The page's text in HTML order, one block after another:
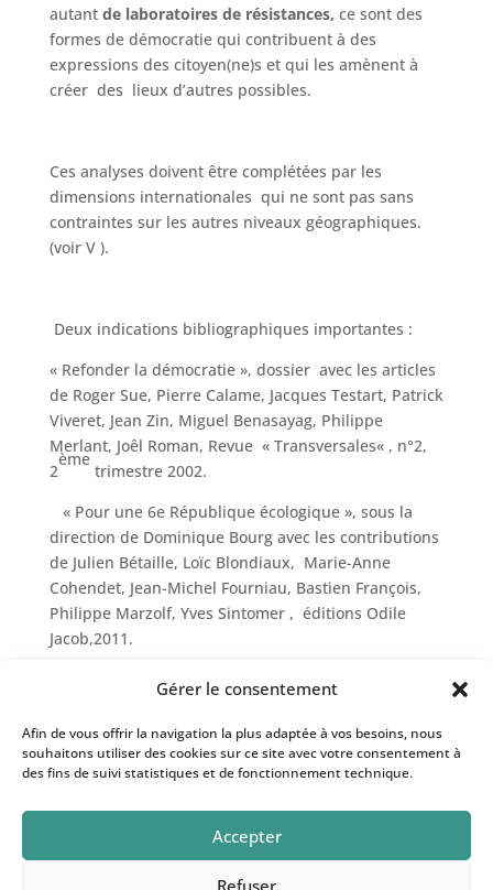
Gérer le consentement
Afin de vous offrir la navigation la plus adaptée à vos besoins, nous
souhaitons utiliser des cookies sur ce site avec votre consentement à
des fins de suivi statistiques et de fonctionnement technique.
Accepter
Refuser
autant de laboratoires de résistances, ce sont des
formes de démocratie qui contribuent à des
expressions des citoyen(ne)s et qui les amènent à
créer des lieux d’autres possibles.
Ces analyses doivent être complétées par les
dimensions internationales qui ne sont pas sans
contraintes sur les autres niveaux géographiques.
(voir V ).
Deux indications bibliographiques importantes :
« Refonder la démocratie », dossier avec les articles
de Roger Sue, Pierre Calame, Jacques Testart, Patrick
Viveret, Jean Zin, Miguel Benasayag, Philippe
Merlant, Joêl Roman, Revue « Transversales« , n°2,
2
ème
trimestre 2002.
« Pour une 6e République écologique », sous la
direction de Dominique Bourg avec les contributions
de Julien Bétaille, Loïc Blondiaux, Marie-Anne
Cohendet, Jean-Michel Fourniau, Bastien François,
Philippe Marzolf, Yves Sintomer , éditions Odile
Jacob,2011.